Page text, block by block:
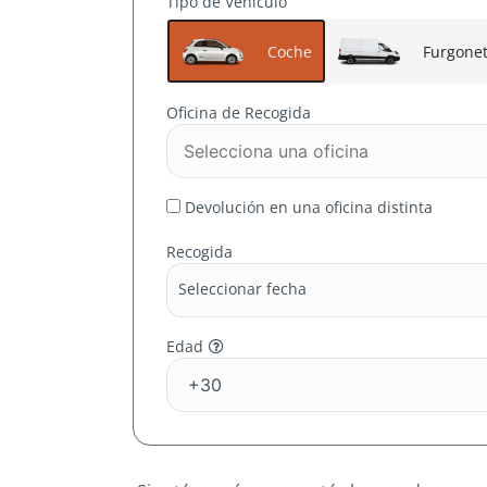
En MOMO RENT
Coche
Oficina de Recogida
Devolución en una oficina distinta
Recogida
Seleccionar fecha
Edad